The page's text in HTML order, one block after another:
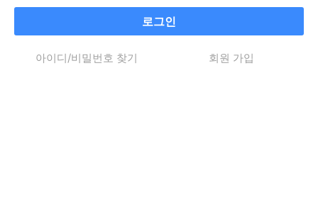
로그인
아이디/비밀번호 찾기 회원 가입